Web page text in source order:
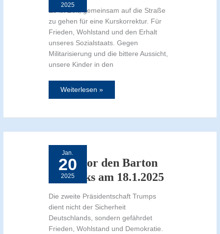
2025
Es ist Zeit, gemeinsam auf die Straße
zu gehen für eine Kurskorrektur. Für
Frieden, Wohlstand und den Erhalt
unseres Sozialstaats. Gegen
Militarisierung und die bittere Aussicht,
unsere Kinder in den
Weiterlesen »
Jan.
20
2025
Demo vor den Barton
Barracks am 18.1.2025
Die zweite Präsidentschaft Trumps
dient nicht der Sicherheit
Deutschlands, sondern gefährdet
Frieden, Wohlstand und Demokratie.
Demo
den
Barton
Barracks
am
18.1.2025